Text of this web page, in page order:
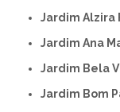
Jardim Alzira
Jardim Ana
Jardim Bela
Jardim Bom